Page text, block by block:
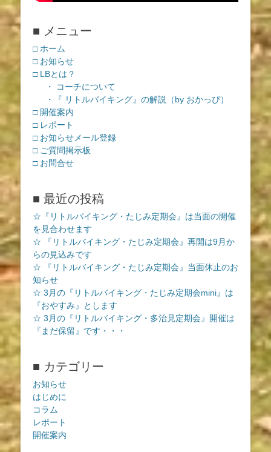
■ メニュー
□ ホーム
□ お知らせ
□ LBとは？
・ コーチについて
・『 リトルバイキング』の解説（by おかっぴ）
□ 開催案内
□ レポート
□ お知らせメール登録
□ ご質問掲示板
□ お問合せ
■ 最近の投稿
☆『リトルバイキング・たじみ定期会』は当面の開催
を見合わせます
☆ 『リトルバイキング・たじみ定期会』再開は9月か
らの見込みです
☆ 『リトルバイキング・たじみ定期会』当面休止のお
知らせ
☆ 3月の『リトルバイキング・たじみ定期会mini』は
『おやすみ』とします
☆ 3月の『リトルバイキング・多治見定期会』開催は
『まだ保留』です・・・
■ カテゴリー
お知らせ
はじめに
コラム
レポート
開催案内